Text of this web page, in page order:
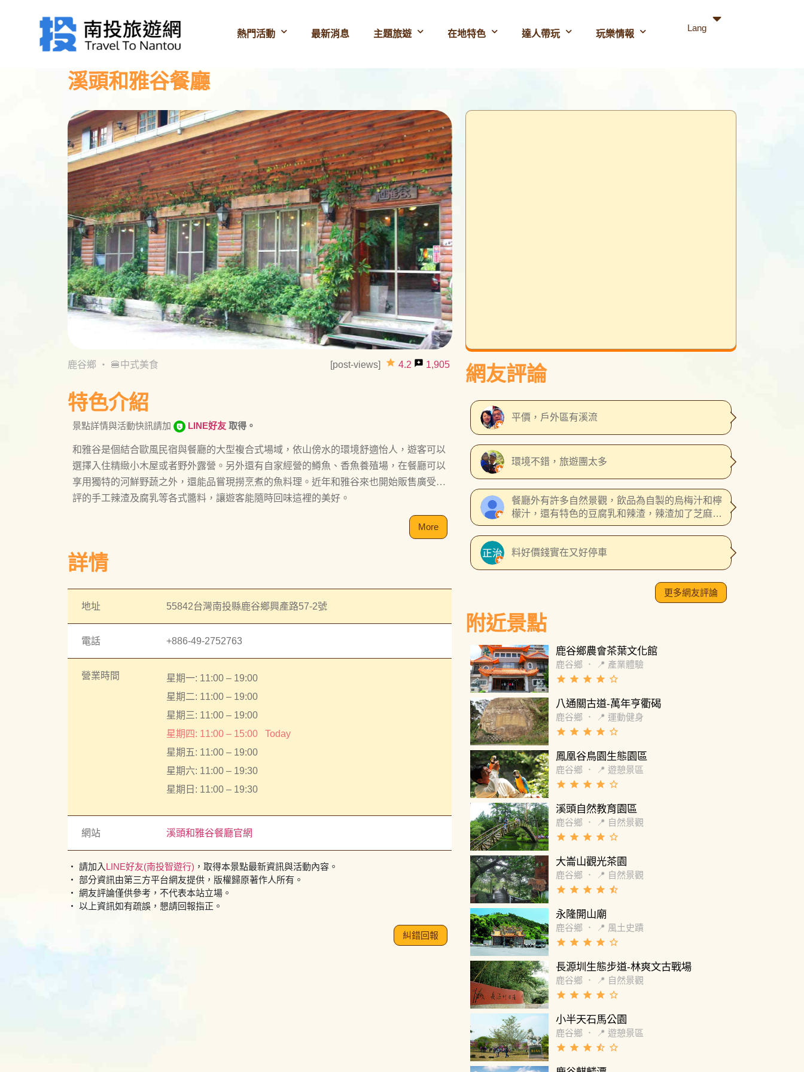
熱門活動 最新消息 主題旅遊 在地特色 達人帶玩 玩樂情報
Lang
溪頭和雅谷餐廳
鹿谷鄉 ・ 🍔中式美食 [post-views] grade 4.2 reviews 1,905
特色介紹
景點詳情與活動快訊請加 LINE好友取得。
和雅谷是個結合歐風民宿與餐廳的大型複合式場域，依山傍水的環境舒適怡人，遊客可以
選擇入住精緻小木屋或者野外露營。另外還有自家經營的鱒魚、香魚養殖場，在餐廳可以
享用獨特的河鮮野蔬之外，還能品嘗現撈烹煮的魚料理。近年和雅谷來也開始販售廣受好
評的手工辣渣及腐乳等各式醬料，讓遊客能隨時回味這裡的美好。
More
詳情
地址 55842台灣南投縣鹿谷鄉興產路57-2號
電話 +886-49-2752763
營業時間
星期一: 11:00 – 19:00
星期二: 11:00 – 19:00
星期三: 11:00 – 19:00
星期四: 11:00 – 15:00
Today
星期五: 11:00 – 19:00
星期六: 11:00 – 19:30
星期日: 11:00 – 19:30
網站 溪頭和雅谷餐廳官網
・ 請加入 LINE好友(南投智遊行) ，取得本景點最新資訊與活動內容。
・ 部分資訊由第三方平台網友提供，版權歸原著作人所有。
・ 網友評論僅供參考，不代表本站立場。
・ 以上資訊如有疏誤，懇請回報指正。
糾錯回報
網友評論
平價，戶外區有溪流
環境不錯，旅遊團太多
餐廳外有許多自然景觀，飲品為自製的烏梅汁和檸
檬汁，還有特色的豆腐乳和辣渣，辣渣加了芝麻去
炒，因此非常香也不會過辣，適合做伴手禮送給親
感和觸感非常紮實柔和，沒有一般餐廳給人的塑膠
菜沒有切仔細，例如：高麗菜夾起來是一大葉，所
以吃的時候有點困難。整體而言，這裡非常適合多
人聚餐！
料好價錢實在又好停車
更多網友評論
附近景點
鹿谷鄉農會茶葉文化館
鹿谷鄉 ． 📍 產業體驗
grade grade grade grade star_border
八通關古道-萬年亨衢碣
鹿谷鄉 ． 📍 運動健身
grade grade grade grade star_border
鳳凰谷鳥園生態園區
鹿谷鄉 ． 📍 遊憩景區
grade grade grade grade star_border
溪頭自然教育園區
鹿谷鄉 ． 📍 自然景觀
grade grade grade grade star_border
大崙山觀光茶園
鹿谷鄉 ． 📍 自然景觀
grade grade grade grade star_half
永隆開山廟
鹿谷鄉 ． 📍 風土史蹟
grade grade grade grade star_border
長源圳生態步道-林爽文古戰場
鹿谷鄉 ． 📍 自然景觀
grade grade grade grade star_border
小半天石馬公園
鹿谷鄉 ． 📍 遊憩景區
grade grade grade star_half star_border